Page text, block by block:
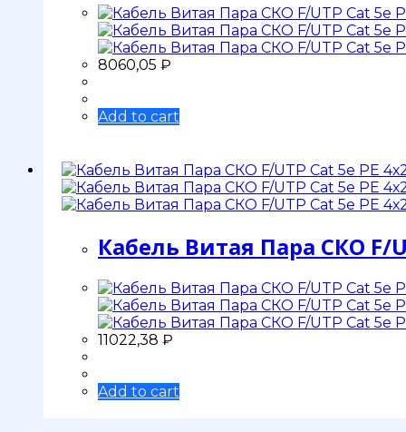
8060,05 ₽
Add to cart
Кабель Витая Пара СКО F/
11022,38 ₽
Add to cart